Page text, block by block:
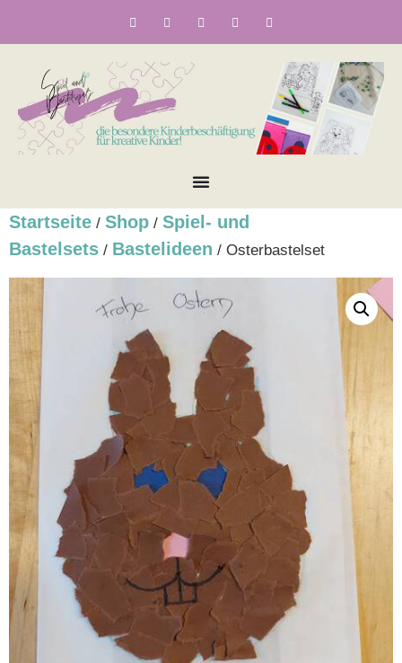
Startseite / Shop / Spiel- und
Bastelsets / Bastelideen / Osterbastelset